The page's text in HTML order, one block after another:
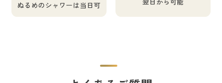
ぬるめのシャワーは当日可